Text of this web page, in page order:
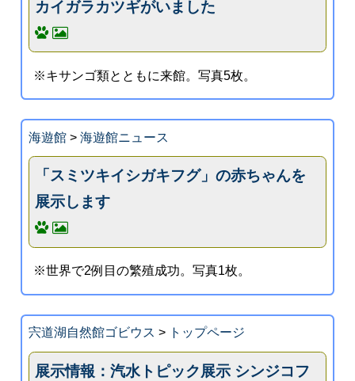
カイガラカツギがいました
※キサンゴ類とともに来館。写真5枚。
海遊館> 海遊館ニュース
「スミツキイシガキフグ」の赤ちゃんを
展示します
※世界で2例目の繁殖成功。写真1枚。
宍道湖自然館ゴビウス > トップページ
展示情報：汽水トピック展示 シンジコフ